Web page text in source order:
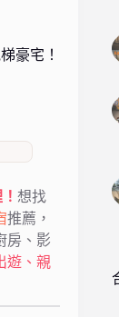
豪宅！
想找
推薦，
房、影
遊、親